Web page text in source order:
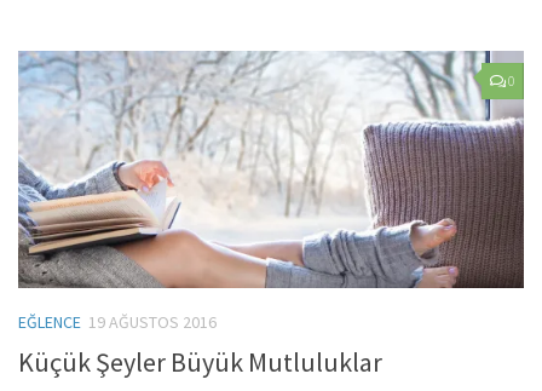
0
EĞLENCE 19 AĞUSTOS 2016
Küçük Şeyler Büyük Mutluluklar